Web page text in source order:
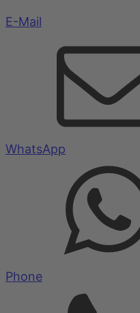
E-Mail
WhatsApp
Phone